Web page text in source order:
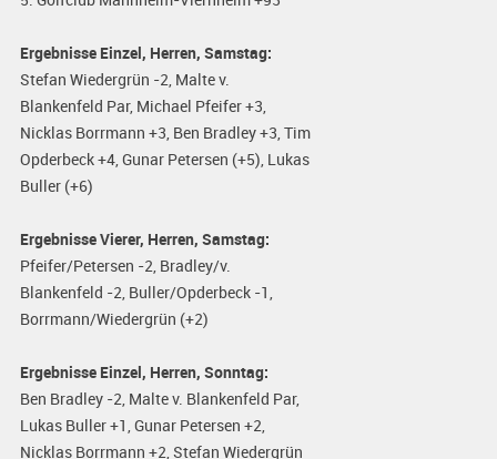
Ergebnisse Einzel, Herren, Samstag:
Stefan Wiedergrün -2, Malte v.
Blankenfeld Par, Michael Pfeifer +3,
Nicklas Borrmann +3, Ben Bradley +3, Tim
Opderbeck +4, Gunar Petersen (+5), Lukas
Buller (+6)
Ergebnisse Vierer, Herren, Samstag:
Pfeifer/Petersen -2, Bradley/v.
Blankenfeld -2, Buller/Opderbeck -1,
Borrmann/Wiedergrün (+2)
Ergebnisse Einzel, Herren, Sonntag:
Ben Bradley -2, Malte v. Blankenfeld Par,
Lukas Buller +1, Gunar Petersen +2,
Nicklas Borrmann +2, Stefan Wiedergrün